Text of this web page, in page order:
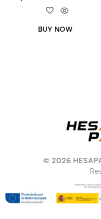
BUY NOW
© 2026